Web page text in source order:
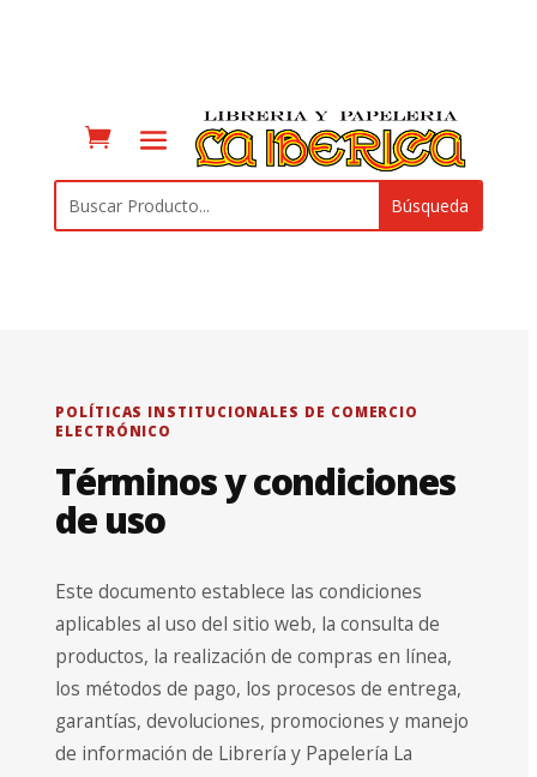
POLÍTICAS INSTITUCIONALES DE COMERCIO
ELECTRÓNICO
Términos y condiciones
de uso
Este documento establece las condiciones
aplicables al uso del sitio web, la consulta de
productos, la realización de compras en línea,
los métodos de pago, los procesos de entrega,
garantías, devoluciones, promociones y manejo
de información de Librería y Papelería La